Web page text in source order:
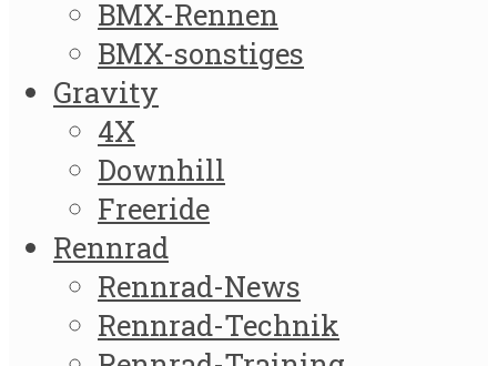
BMX-Rennen
BMX-sonstiges
Gravity
4X
Downhill
Freeride
Rennrad
Rennrad-News
Rennrad-Technik